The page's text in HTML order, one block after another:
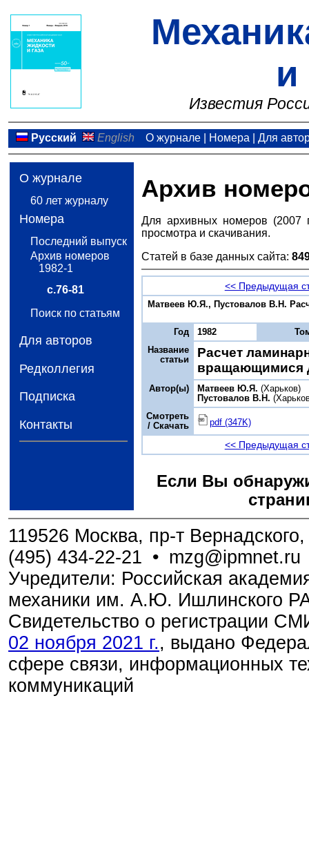
и
Известия
Русский English О журнале| Номера Для
О журнале
60 лет журналу
Номера
Последний выпуск
Архив номеров
1982-1
с.76-81
Поиск по статьям
Для авторов
Редколлегия
Подписка
Контакты
Архив
Для архивных номеров (2007
просмотра и скачивания.
Статей в базе данных сайта:
<< Предыдущая
Матвеев Ю.Я., Пустовалов В.Н.
Год 1982
Название
статьи
Расчет
вращающимися
Автор(ы) Матвеев Ю.Я. (Харьков)
Пустовалов В.Н.
Смотреть
/ Скачать
pdf (347K)
<< Предыдущая
Если Вы
119526 Москва, пр-т
(495) 434-22-21 • mzg@ipmnet.ru
Учредители: Российская
механики им. А.Ю. Ишлинского
Свидетельство о регистрации
02 ноября 2021 г., выдано
сфере связи, информационных
коммуникаций